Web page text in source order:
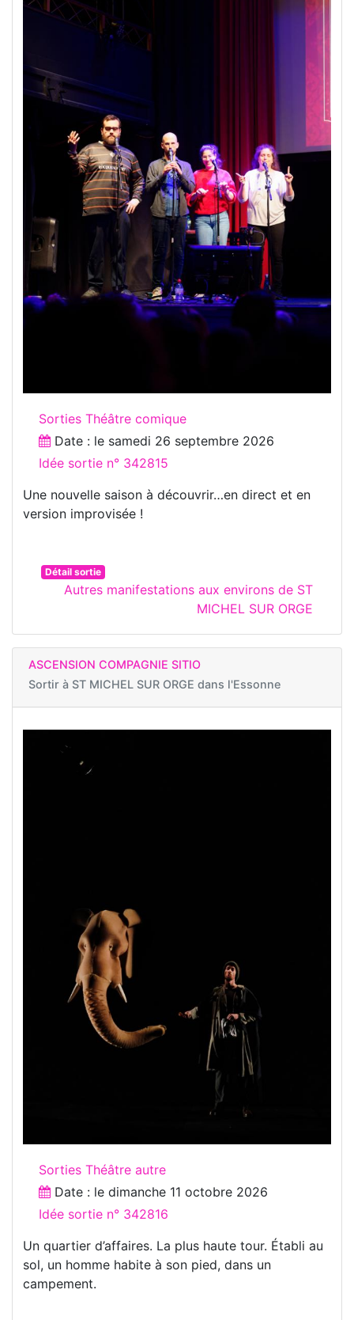
Sorties Théâtre comique
Date : le samedi 26 septembre 2026
Idée sortie n° 342815
Une nouvelle saison à découvrir…en direct et en
version improvisée !
Détail sortie
Autres manifestations aux environs de ST
MICHEL SUR ORGE
ASCENSION COMPAGNIE SITIO
Sortir à ST MICHEL SUR ORGE dans l'Essonne
Sorties Théâtre autre
Date : le dimanche 11 octobre 2026
Idée sortie n° 342816
Un quartier d’affaires. La plus haute tour. Établi au
sol, un homme habite à son pied, dans un
campement.